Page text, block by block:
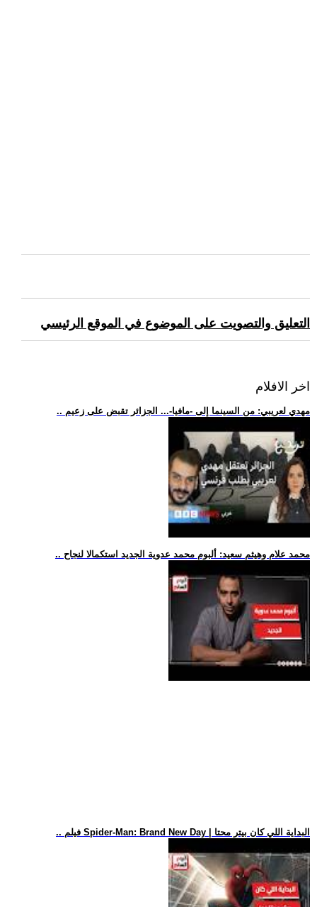
التعليق والتصويت على الموضوع في الموقع الرئيسي
اخر الافلام
.. مهدي لعريبي: من السينما إلى -مافيا-... الجزائر تقبض على زعيم
.. محمد علام وهيثم سعيد: ألبوم محمد عدوية الجديد استكمالا لنجاح
.. فيلم Spider-Man: Brand New Day | البداية اللي كان بيتر محتا